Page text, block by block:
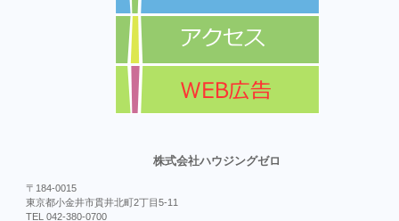
株式会社ハウジングゼロ
〒184-0015
東京都小金井市貫井北町2丁目5-11
TEL 042-380-0700